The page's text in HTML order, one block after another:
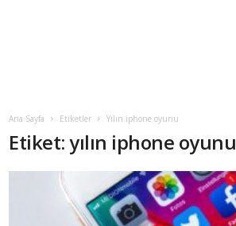
Ana Sayfa Etiketler Yılın iphone oyunu
Etiket: yılın iphone oyunu